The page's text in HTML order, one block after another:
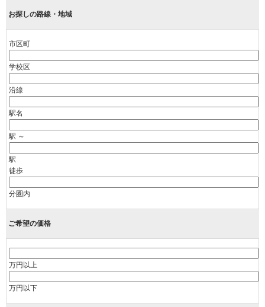
お探しの路線・地域
市区町
学校区
沿線
駅名
駅 ～
駅
徒歩
分圏内
ご希望の価格
万円以上
万円以下